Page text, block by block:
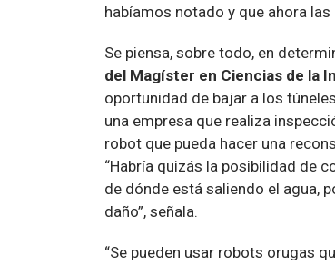
habíamos notado y que ahora
Se piensa, sobre todo, en
del Magíster en Ciencias de la
oportunidad de bajar a los
una empresa que realiza
robot que pueda hacer una
“Habría quizás la posibilidad de
de dónde está saliendo el agua,
daño”, señala.
“Se pueden usar robots orugas